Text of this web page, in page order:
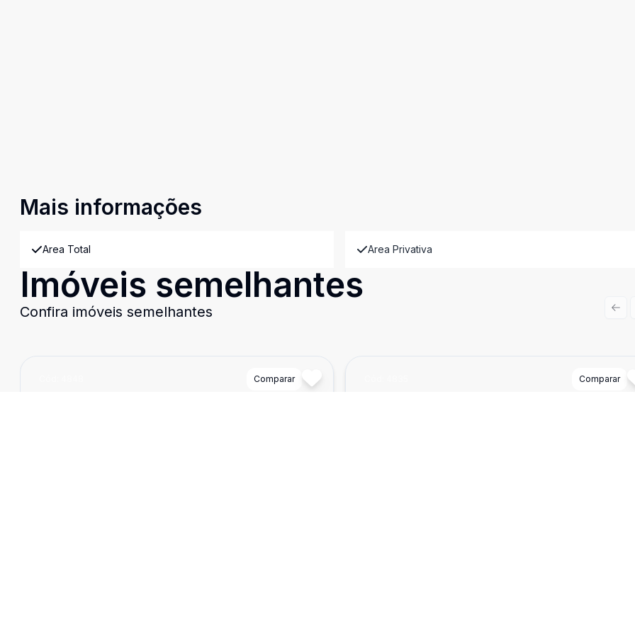
Mais informações
Area Total Area Privativa
Imóveis semelhantes
Confira imóveis semelhantes
Comparar Comparar